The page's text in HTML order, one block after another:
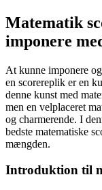
Matematik
imponere
At kunne imponere
en scorereplik er en
denne kunst med
men en velplaceret
og charmerende. I
bedste matematiske
mængden.
Introduktion til